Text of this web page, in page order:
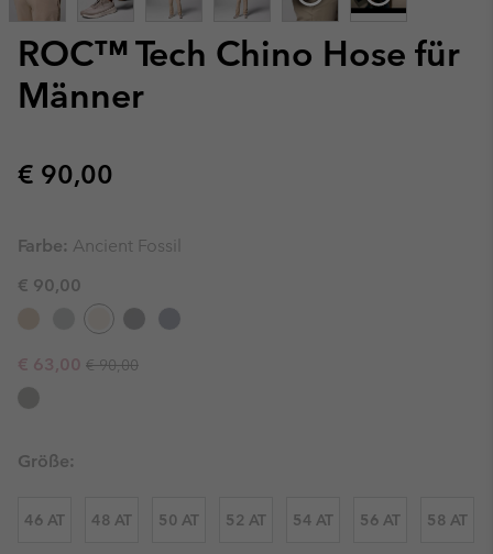
ROC™ Tech Chino Hose für
Männer
Regular price:
€ 90,00
Farbe: Ancient Fossil
€ 90,00
Sale price:
€ 63,00 Regular price:
€ 90,00
Größe:
46 AT 48 AT 50 AT 52 AT 54 AT 56 AT 58 AT